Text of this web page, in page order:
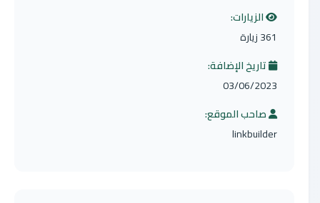
الزيارات:
361 زيارة
تاريخ الإضافة:
03/06/2023
صاحب الموقع:
linkbuilder